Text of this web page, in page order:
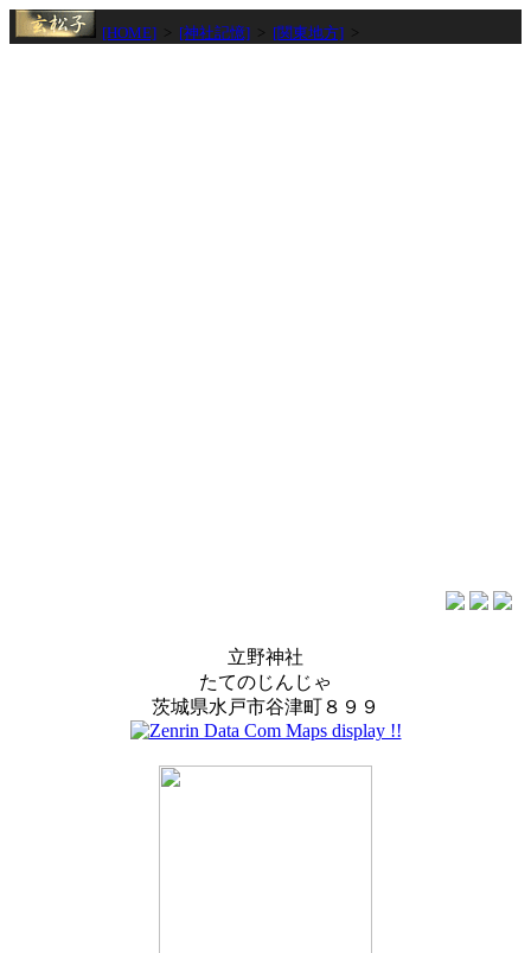
[HOME] [神社記憶] [関東地方]
立野神社
たてのじんじゃ
茨城県水戸市谷津町８９９